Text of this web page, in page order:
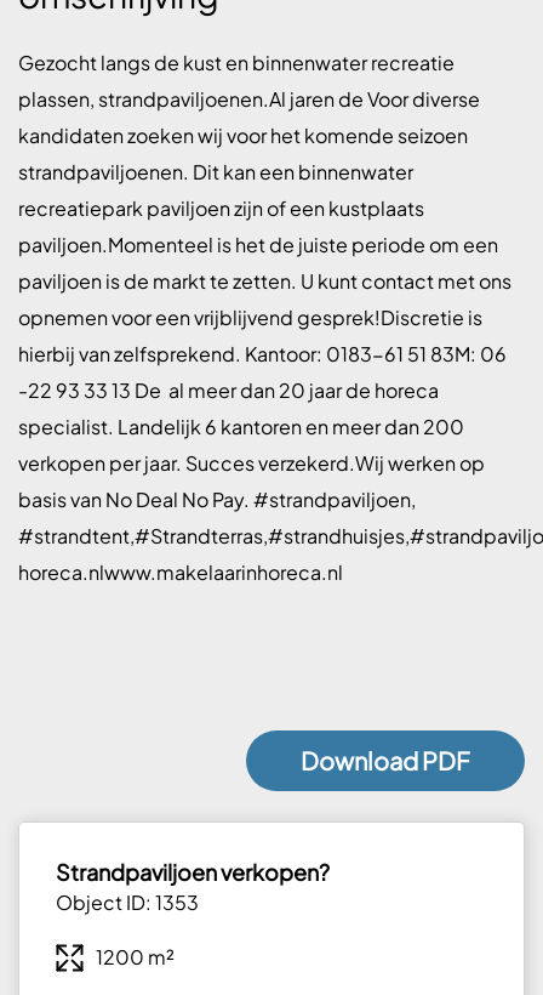
Gezocht langs de kust en binnenwater recreatie
plassen, strandpaviljoenen.Al jaren de Voor diverse
kandidaten zoeken wij voor het komende seizoen
strandpaviljoenen. Dit kan een binnenwater
recreatiepark paviljoen zijn of een kustplaats
paviljoen.Momenteel is het de juiste periode om een
paviljoen is de markt te zetten. U kunt contact met ons
opnemen voor een vrijblijvend gesprek!Discretie is
hierbij van zelfsprekend. Kantoor: 0183-61 51 83M: 06
-22 93 33 13 De al meer dan 20 jaar de horeca
specialist. Landelijk 6 kantoren en meer dan 200
verkopen per jaar. Succes verzekerd.Wij werken op
basis van No Deal No Pay. #strandpaviljoen,
horeca.nlwww.makelaarinhoreca.nl
Download PDF
Strandpaviljoen verkopen?
Object ID: 1353
1200 m²